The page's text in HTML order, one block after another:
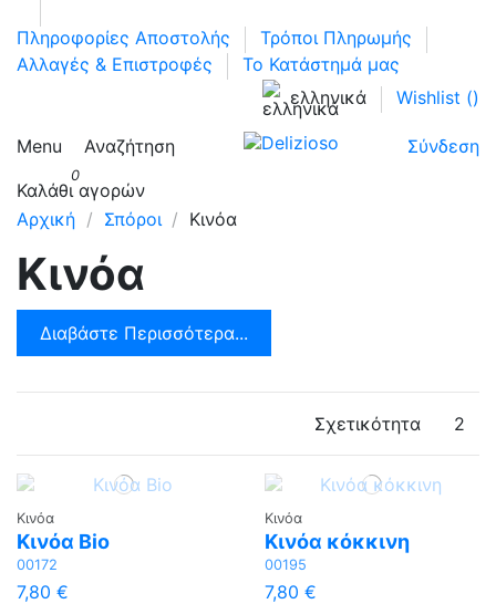
Πληροφορίες Αποστολής
Τρόποι Πληρωμής
Αλλαγές & Επιστροφές
Το Κατάστημά μας
ελληνικά
Wishlist ()
Menu Αναζήτηση Σύνδεση
0
Καλάθι αγορών
Αρχική
Σπόροι Κινόα
Κινόα
Διαβάστε Περισσότερα...
Σχετικότητα 2
Κινόα
Κινόα Bio
00172
7,80 €
Κινόα
Κινόα κόκκινη
00195
7,80 €